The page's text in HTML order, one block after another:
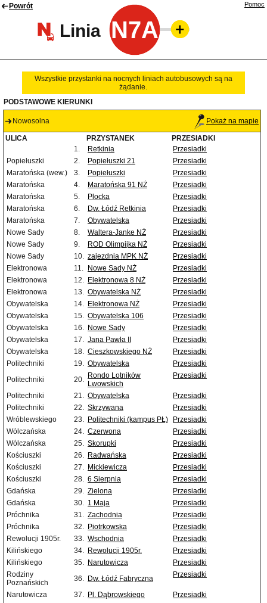
Powrót
Linia N7A
Pomoc
Wszystkie przystanki na nocnych liniach autobusowych są na
żądanie.
PODSTAWOWE KIERUNKI
Nowosolna Pokaż na mapie
ULICA PRZYSTANEK
PRZESIADKI
1.
Retkinia
Przesiadki
Popiełuszki
2. Popiełuszki 21
Przesiadki
Maratońska (wew.)
3. Popiełuszki
Przesiadki
Maratońska
4. Maratońska 91 NŻ
Przesiadki
Maratońska
5. Plocka
Przesiadki
Maratońska
6. Dw. Łódź Retkinia
Przesiadki
Maratońska
7. Obywatelska
Przesiadki
Nowe Sady
8. Waltera-Janke NŻ
Przesiadki
Nowe Sady
9. ROD Olimpijka NŻ
Przesiadki
Nowe Sady
10. zajezdnia MPK NŻ
Przesiadki
Elektronowa
11. Nowe Sady NŻ
Przesiadki
Elektronowa
12. Elektronowa 8 NŻ
Przesiadki
Elektronowa
13. Obywatelska NŻ
Przesiadki
Obywatelska
14. Elektronowa NŻ
Przesiadki
Obywatelska
15. Obywatelska 106
Przesiadki
Obywatelska
16. Nowe Sady
Przesiadki
Obywatelska
17. Jana Pawła II
Przesiadki
Obywatelska
18. Cieszkowskiego NŻ
Przesiadki
Politechniki
19. Obywatelska
Przesiadki
Politechniki
20. Rondo Lotników
Lwowskich
Przesiadki
Politechniki 21. Obywatelska
Przesiadki
Politechniki
22. Skrzywana
Przesiadki
Wróblewskiego
23. Politechniki (kampus PŁ)
Przesiadki
Wólczańska
24. Czerwona
Przesiadki
Wólczańska
25. Skorupki
Przesiadki
Kościuszki
26. Radwańska
Przesiadki
Kościuszki
27. Mickiewicza
Przesiadki
Kościuszki
28. 6 Sierpnia
Przesiadki
Gdańska
29. Zielona
Przesiadki
Gdańska
30. 1 Maja
Przesiadki
Próchnika
31. Zachodnia
Przesiadki
Próchnika
32. Piotrkowska
Przesiadki
Rewolucji 1905r.
33. Wschodnia
Przesiadki
Kilińskiego
34. Rewolucji 1905r.
Przesiadki
Kilińskiego
35. Narutowicza
Przesiadki
Rodziny
Poznańskich
36. Dw. Łódź Fabryczna Przesiadki
Narutowicza 37. Pl. Dąbrowskiego
Przesiadki